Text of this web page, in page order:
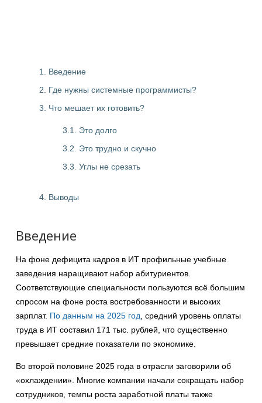
1. Введение
2. Где нужны системные программисты?
3. Что мешает их готовить?
3.1. Это долго
3.2. Это трудно и скучно
3.3. Углы не срезать
4. Выводы
Введение
На фоне дефицита кадров в ИТ профильные учебные
заведения наращивают набор абитуриентов.
Соответствующие специальности пользуются всё большим
спросом на фоне роста востребованности и высоких
зарплат. По данным на 2025 год, средний уровень оплаты
труда в ИТ составил 171 тыс. рублей, что существенно
превышает средние показатели по экономике.
Во второй половине 2025 года в отрасли заговорили об
«охлаждении». Многие компании начали сокращать набор
сотрудников, темпы роста заработной платы также